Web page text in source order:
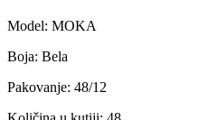
Model: MOKA
Boja: Bela
Pakovanje: 48/12